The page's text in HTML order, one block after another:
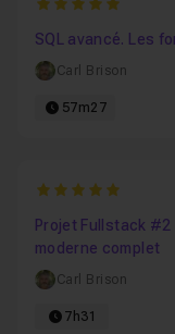
5
SQL avancé. Les
Carl Brison
57m27
5
Projet Fullstack
moderne complet
Carl Brison
7h31